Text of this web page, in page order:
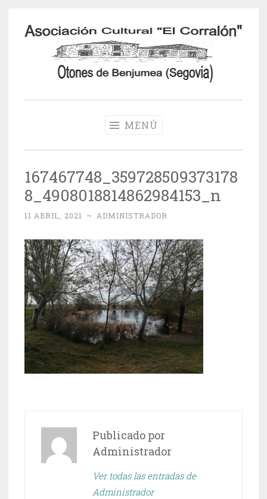
Saltar
contenido
MENÚ
167467748_359728509373178
8_4908018814862984153_n
11 ABRIL, 2021 ~ ADMINISTRADOR
Publicado por
Administrador
Ver todas las entradas de
Administrador